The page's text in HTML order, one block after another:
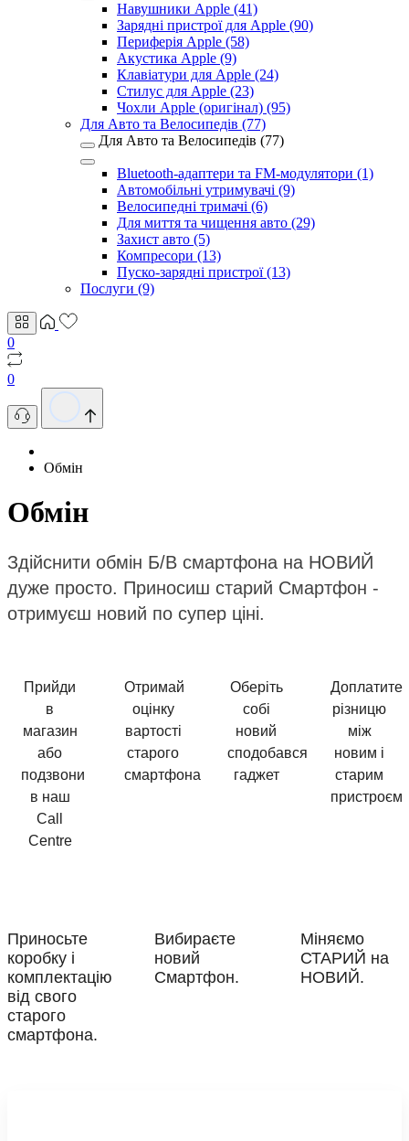
Навушники Apple (41)
Зарядні пристрої для Apple (90)
Периферія Apple (58)
Акустика Apple (9)
Клавіатури для Apple (24)
Стилус для Apple (23)
Чохли Apple (оригінал) (95)
Для Авто та Велосипедів (77)
Для Авто та Велосипедів (77)
Bluetooth-адаптери та FM-модулятори (1)
Автомобільні утримувачі (9)
Велосипедні тримачі (6)
Для миття та чищення авто (29)
Захист авто (5)
Компресори (13)
Пуско-зарядні пристрої (13)
Послуги (9)
0
0
Обмін
Обмін
Здійснити обмін Б/В смартфона на НОВИЙ
дуже просто. Приносиш старий Смартфон -
отримуєш новий по супер ціні.
Прийди
в
магазин
або
подзвони
в наш
Call
Centre
Отримай
оцінку
вартості
старого
смартфона
Оберіть
собі
новий
сподобався
гаджет
Доплатите
різницю
між
новим і
старим
пристроєм
Приносьте
коробку і
комплектацію
від свого
старого
смартфона.
Вибираєте
новий
Смартфон.
Міняємо
СТАРИЙ на
НОВИЙ.